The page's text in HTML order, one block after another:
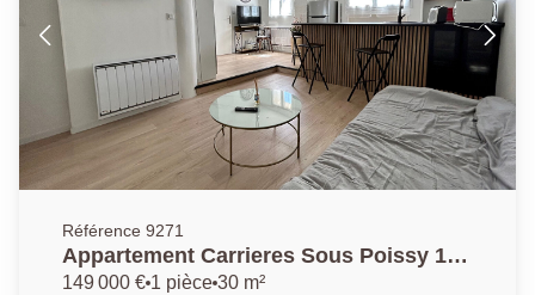
Référence 9271
Appartement Carrieres Sous Poissy 1
pièce(s) 30 m2
149 000 € 1 pièce 30 m²